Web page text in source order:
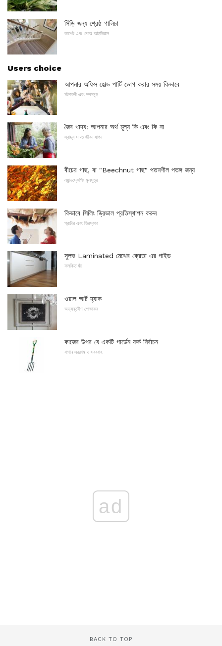
সিঁড়ি জন্য শ্রেষ্ঠ গালিচা
কার্পেট এবং মেঝে আইডিয়াস
Users choice
আপনার অফিস হোল্ড পার্টি ভোগ করার সময় কিভাবে
ঘটনাবলী এবং দলসমূহ
জৈব খাদ্য: আপনার অর্থ মূল্য কি এবং কি না
স্বাস্থ্য সম্মত জীবন যাপন
বীচের গাছ, বা "Beechnut গাছ" পতনশীল পতঙ্গ জন্য
ল্যান্ডস্কেপিং মূলসূত্র
কিভাবে সিলিং ড্রিভাল প্রতিস্থাপন করুন
প্রাচীর এবং তিরস্কার
সুলভ Laminated মেঝের ক্রেতা এর গাইড
ফলকিত মঁচ
ওয়াল আর্ট হ্যাক
অভ্যন্তরীণ শোভাকর
কাজের উপর যে একটি গার্ডেন ফর্ক নির্বাচন
বাগান সরঞ্জাম ও সরবরাহ
ad
BACK TO TOP